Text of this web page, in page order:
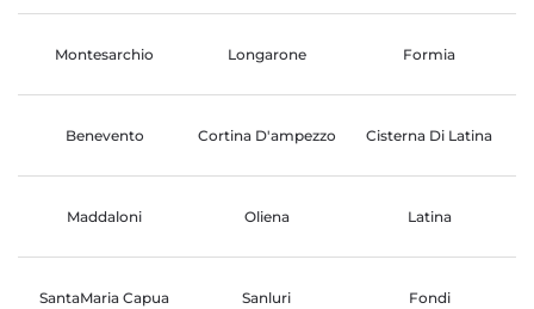
Montesarchio Longarone Formia
Benevento Cortina D'ampezzo Cisterna Di Latina
Maddaloni Oliena Latina
SantaMaria Capua
Sanluri Fondi